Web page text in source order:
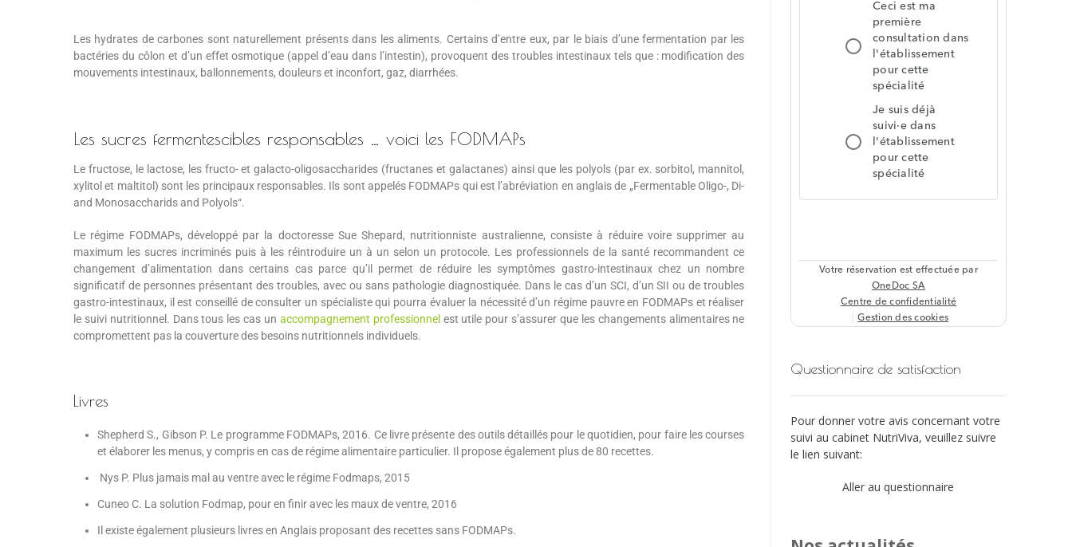
Les hydrates de carbones sont naturellement présents dans les aliments. Certains d’entre eux, par le biais d’une fermentation par les
bactéries du côlon et d’un effet osmotique (appel d’eau dans l’intestin), provoquent des troubles intestinaux tels que : modification des
mouvements intestinaux, ballonnements, douleurs et inconfort, gaz, diarrhées.
Les sucres fermentescibles responsables … voici les FODMAPs
Le fructose, le lactose, les fructo- et galacto-oligosaccharides (fructanes et galactanes) ainsi que les polyols (par ex. sorbitol, mannitol,
xylitol et maltitol) sont les principaux responsables. Ils sont appelés FODMAPs qui est l’abréviation en anglais de „Fermentable Oligo-, Di-
and Monosaccharids and Polyols“.
Le régime FODMAPs, développé par la doctoresse Sue Shepard, nutritionniste australienne, consiste à réduire voire supprimer au
maximum les sucres incriminés puis à les réintroduire un à un selon un protocole. Les professionnels de la santé recommandent ce
changement d’alimentation dans certains cas parce qu’il permet de réduire les symptômes gastro-intestinaux chez un nombre
significatif de personnes présentant des troubles, avec ou sans pathologie diagnostiquée. Dans le cas d’un SCI, d’un SII ou de troubles
gastro-intestinaux, il est conseillé de consulter un spécialiste qui pourra évaluer la nécessité d’un régime pauvre en FODMAPs et réaliser
le suivi nutritionnel. Dans tous les cas un accompagnement professionnel est utile pour s’assurer que les changements alimentaires ne
compromettent pas la couverture des besoins nutritionnels individuels.
Livres
Shepherd S., Gibson P. Le programme FODMAPs, 2016. Ce livre présente des outils détaillés pour le quotidien, pour faire les courses
et élaborer les menus, y compris en cas de régime alimentaire particulier. Il propose également plus de 80 recettes.
Nys P. Plus jamais mal au ventre avec le régime Fodmaps, 2015
Cuneo C. La solution Fodmap, pour en finir avec les maux de ventre, 2016
Il existe également plusieurs livres en Anglais proposant des recettes sans FODMAPs.
Questionnaire de satisfaction
Pour donner votre avis concernant votre
suivi au cabinet NutriViva, veuillez suivre
le lien suivant:
Aller au questionnaire